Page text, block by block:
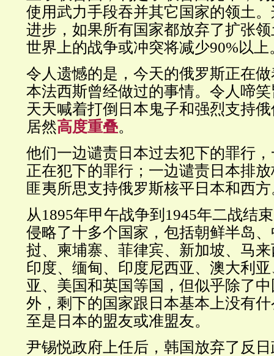
使用武力手段吞并其它国家的领土
进步，如果所有国家都放弃了扩张
世界上的战争或冲突将减少90%以上
令人遗憾的是，今天的俄罗斯正在
本法西斯曾经做过的事情。令人啼
天天喊着打倒日本鬼子和强烈支持
居然高度重叠。
他们一边谴责日本过去犯下的罪行
正在犯下的罪行；一边谴责日本排
匪夷所思支持俄罗斯核平日本和西
从1895年甲午战争到1945年二战结
侵略了十多个国家，包括朝鲜半岛
挝、柬埔寨、菲律宾、新加坡、马
印度、缅甸、印度尼西亚、澳大利
亚、美国和英国等国，但似乎除了
外，剩下的国家跟日本基本上没有
至是日本的盟友或准盟友。
尹锡悦政府上任后，韩国放弃了反